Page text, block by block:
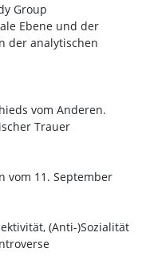
Group
Ebene und der
der analytischen
vom Anderen.
Trauer
vom 11. September
(Anti-)Sozialität